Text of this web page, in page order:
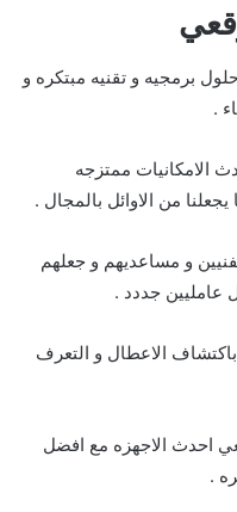
برمجيه و تقنيه مبتكره و
.
الامكانيات ممتزجه
من الاوائل بالمجال .
و مساعديهم و جعلهم
عامليين جددد .
الاعطال و التعرف
احدث الاجهزه مع افضل
.